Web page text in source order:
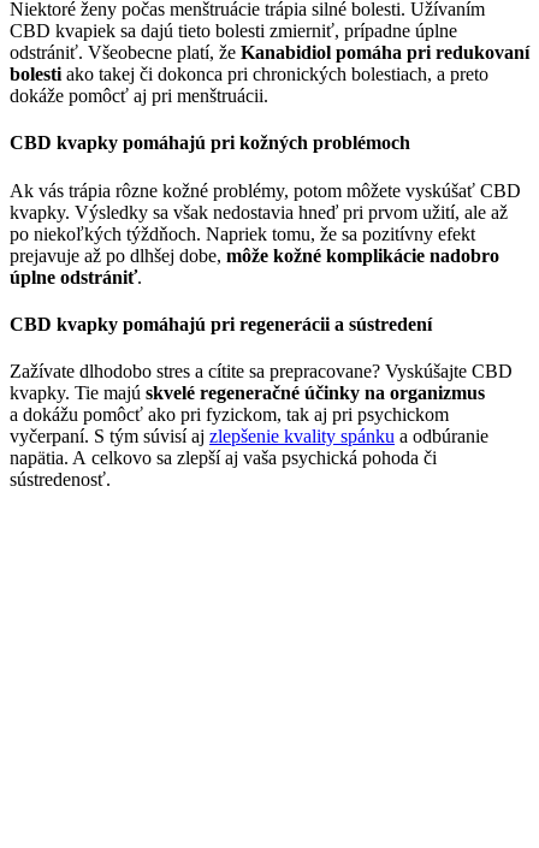
Niektoré ženy počas menštruácie trápia silné bolesti. Užívaním
CBD kvapiek sa dajú tieto bolesti zmierniť, prípadne úplne
odstrániť. Všeobecne platí, že Kanabidiol pomáha pri redukovaní
bolesti ako takej či dokonca pri chronických bolestiach, a preto
dokáže pomôcť aj pri menštruácii.
CBD kvapky pomáhajú pri kožných problémoch
Ak vás trápia rôzne kožné problémy, potom môžete vyskúšať CBD
kvapky. Výsledky sa však nedostavia hneď pri prvom užití, ale až
po niekoľkých týždňoch. Napriek tomu, že sa pozitívny efekt
prejavuje až po dlhšej dobe, môže kožné komplikácie nadobro
úplne odstrániť.
CBD kvapky pomáhajú pri regenerácii a sústredení
Zažívate dlhodobo stres a cítite sa prepracovane? Vyskúšajte CBD
kvapky. Tie majú skvelé regeneračné účinky na organizmus
a dokážu pomôcť ako pri fyzickom, tak aj pri psychickom
vyčerpaní. S tým súvisí aj zlepšenie kvality spánku a odbúranie
napätia. A celkovo sa zlepší aj vaša psychická pohoda či
sústredenosť.